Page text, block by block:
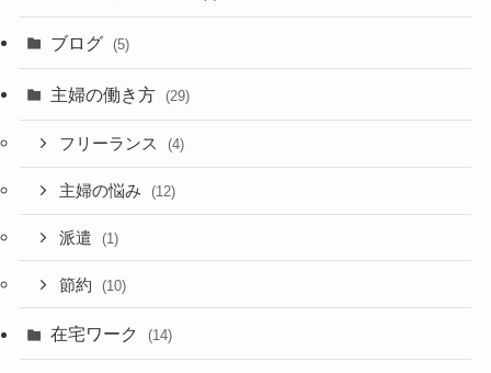
ブログ (5)
主婦の働き方 (29)
フリーランス (4)
主婦の悩み (12)
派遣 (1)
節約 (10)
在宅ワーク (14)